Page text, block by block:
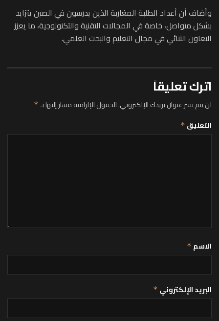
وأضاف أن أعداد الطلبة المغاربة الذين يدرسون في الصين يتزايد
بشكل متواصل، خاصة في المجالات التقنية والتكنولوجية، ما يعزز
التعاون الثنائي في مجال التعليم والبحث العلمي.
اترك تعليقاً
لن يتم نشر عنوان بريدك الإلكتروني.الحقول الإلزامية مشار إليها بـ*
التعليق *
الاسم *
البريد الإلكتروني *